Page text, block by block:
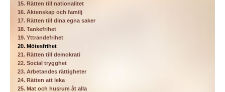
15. Rätten till nationalitet
16. Äktenskap och familj
17. Rätten till dina egna saker
18. Tankefrihet
19. Yttrandefrihet
20. Mötesfrihet
21. Rätten till demokrati
22. Social trygghet
23. Arbetandes rättigheter
24. Rätten att leka
25. Mat och husrum åt alla